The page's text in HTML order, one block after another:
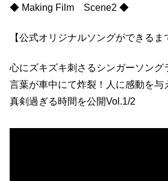
◆ Making Film Scene2 ◆
【公式オリジナルソングができるま
心にズキズキ刺さるシンガーソング
言葉が車中にて炸裂！人に感動を与
真剣過ぎる時間を公開Vol.1/2